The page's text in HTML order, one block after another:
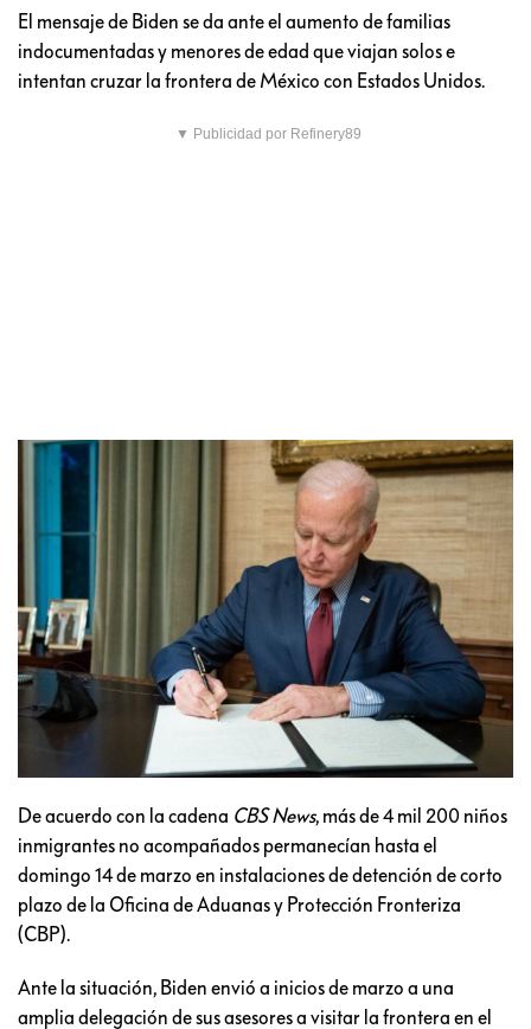
El mensaje de Biden se da ante el aumento de familias
indocumentadas y menores de edad que viajan solos e
intentan cruzar la frontera de México con Estados Unidos.
▼ Publicidad por Refinery89
De acuerdo con la cadena CBS News, más de 4 mil 200 niños
inmigrantes no acompañados permanecían hasta el
domingo 14 de marzo en instalaciones de detención de corto
plazo de la Oficina de Aduanas y Protección Fronteriza
(CBP).
Ante la situación, Biden envió a inicios de marzo a una
amplia delegación de sus asesores a visitar la frontera en el